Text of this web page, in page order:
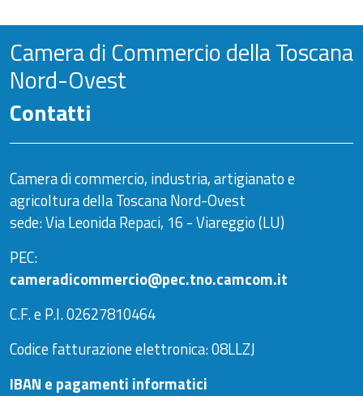
Camera di Commercio della Toscana
Nord-Ovest
Contatti
Camera di commercio, industria, artigianato e
agricoltura della Toscana Nord-Ovest
sede: Via Leonida Repaci, 16 - Viareggio (LU)
PEC:
cameradicommercio@pec.tno.camcom.it
C.F. e P.I. 02627810464
Codice fatturazione elettronica: 08LLZJ
IBAN e pagamenti informatici